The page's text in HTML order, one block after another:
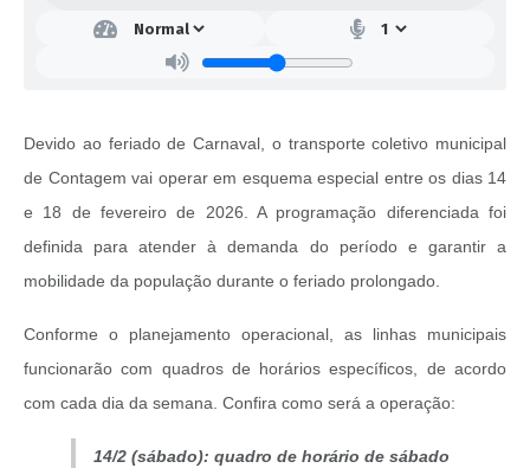
Devido ao feriado de Carnaval, o transporte coletivo municipal
de Contagem vai operar em esquema especial entre os dias 14
e 18 de fevereiro de 2026. A programação diferenciada foi
definida para atender à demanda do período e garantir a
mobilidade da população durante o feriado prolongado.
Conforme o planejamento operacional, as linhas municipais
funcionarão com quadros de horários específicos, de acordo
com cada dia da semana. Confira como será a operação:
14/2 (sábado): quadro de horário de sábado